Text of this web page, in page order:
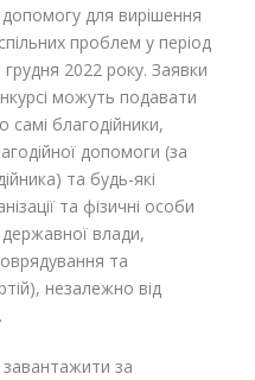
для вирішення
проблем у період
грудня 2022 року. Заявки
можуть подавати
самі благодійники,
допомоги (за
та будь-які
та фізичні особи
державної влади,
та
незалежно від
за